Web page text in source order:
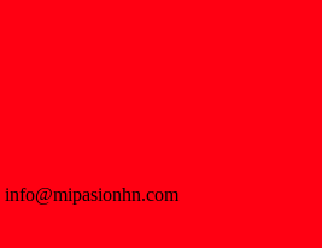
info@mipasionhn.com